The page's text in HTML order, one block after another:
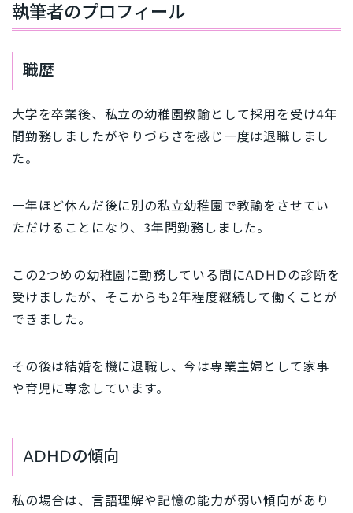
執筆者のプロフィール
職歴
大学を卒業後、私立の幼稚園教諭として採用を受け4年
間勤務しましたがやりづらさを感じ一度は退職しまし
た。
一年ほど休んだ後に別の私立幼稚園で教諭をさせてい
ただけることになり、3年間勤務しました。
この2つめの幼稚園に勤務している間にADHDの診断を
受けましたが、そこからも2年程度継続して働くことが
できました。
その後は結婚を機に退職し、今は専業主婦として家事
や育児に専念しています。
ADHDの傾向
私の場合は、言語理解や記憶の能力が弱い傾向があり